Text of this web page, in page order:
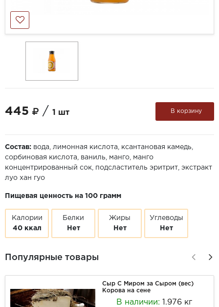
445 / 1 шт В корзину
Состав: вода, лимонная кислота, ксантановая камедь,
сорбиновая кислота, ваниль, манго, манго
концентрированный сок, подсластитель эритрит, экстракт
луо хан гуо
Пищевая ценность на 100 грамм
Калории
40 ккал
Белки
Нет
Жиры
Нет
Углеводы
Нет
Популярные товары
Сыр С Миром за Сыром (вес)
Корова на сене
В наличии:
1.976 кг